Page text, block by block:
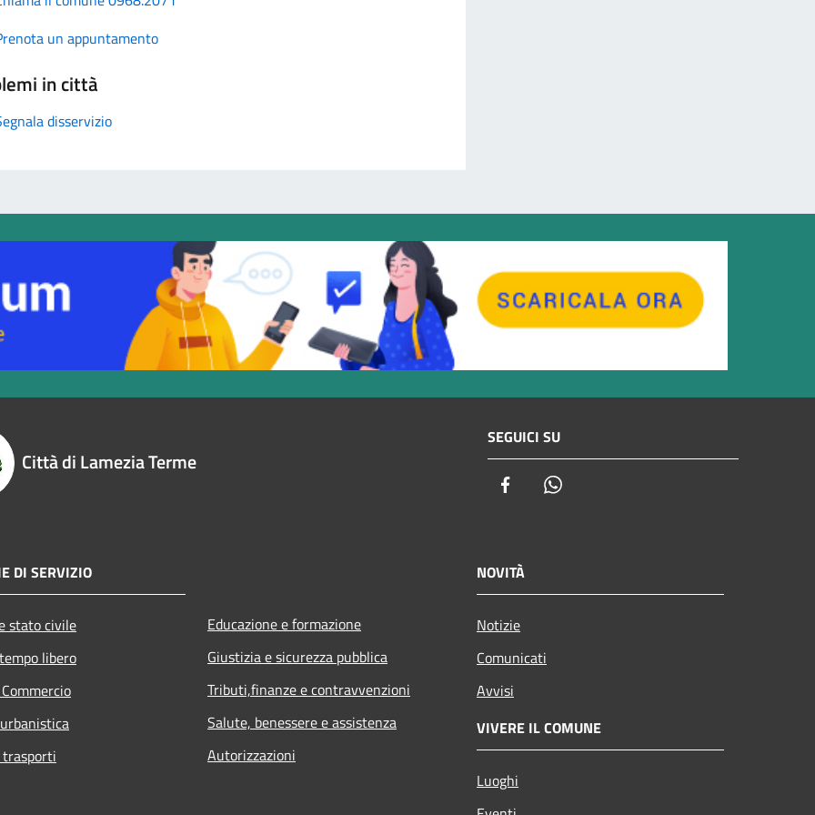
un appuntamento
in città
disservizio
Città di Lamezia Terme
SEGUICI SU
Facebook
DI SERVIZIO
stato civile
libero
Educazione e formazione
Giustizia e sicurezza pubblica
Tributi,finanze e contravvenzioni
Salute, benessere e assistenza
Autorizzazioni
NOVITÀ
Notizie
Comunicati
Avvisi
VIVERE IL COMUNE
Luoghi